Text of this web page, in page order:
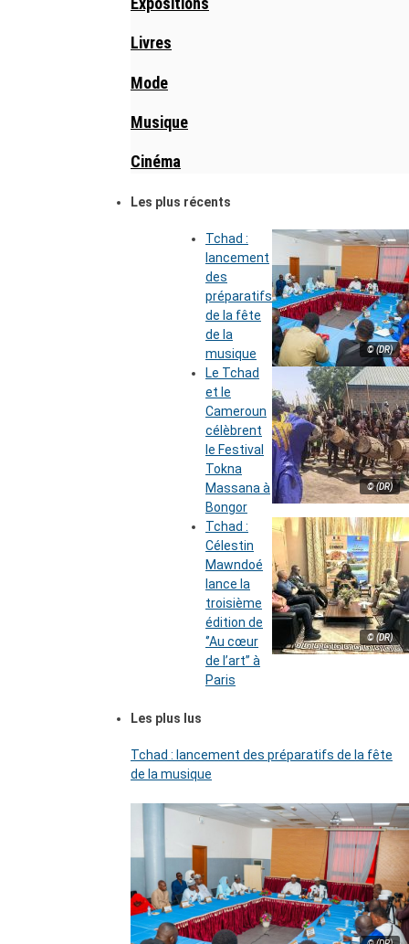
Livres
Mode
Musique
Cinéma
Les plus récents
© (DR)
Tchad :
lancement
des
préparatifs
de la fête
de la
musique
© (DR)
Le Tchad
et le
Cameroun
célèbrent
le Festival
Tokna
Massana à
Bongor
© (DR)
Tchad :
Célestin
Mawndoé
lance la
troisième
édition de
‘’Au cœur
de l’art’’ à
Paris
Les plus lus
Tchad : lancement des préparatifs de la fête
de la musique